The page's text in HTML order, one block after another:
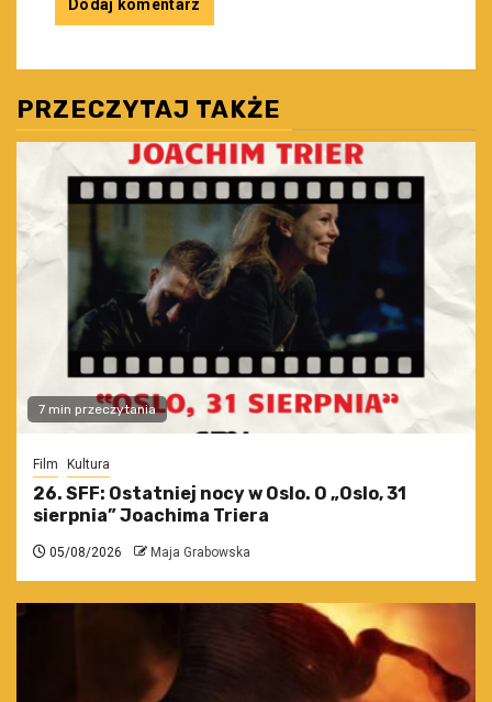
PRZECZYTAJ TAKŻE
7 min przeczytania
Film Kultura
26. SFF: Ostatniej nocy w Oslo. O „Oslo, 31
sierpnia” Joachima Triera
05/08/2026 Maja Grabowska